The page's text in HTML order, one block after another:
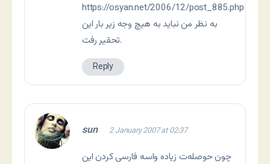
https://osyan.net/2006/12/post_885.php
به نظر من نبايد به هيچ وجه زير بار اين
تحقير رفت.
Reply
sun 2 January 2007 at 02:37
چون حوصله‌ت زياده واسه فارسی کردن اين